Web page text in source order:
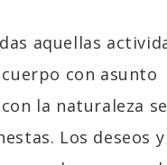
aquellas
con asunto
la naturaleza
Los deseos y